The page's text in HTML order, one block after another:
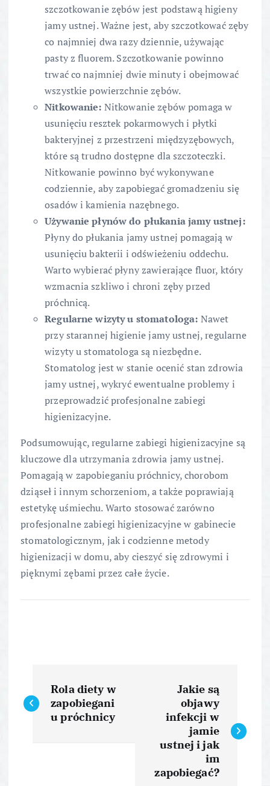
szczotkowanie zębów jest podstawą higieny
jamy ustnej. Ważne jest, aby szczotkować zęby
co najmniej dwa razy dziennie, używając
pasty z fluorem. Szczotkowanie powinno
trwać co najmniej dwie minuty i obejmować
wszystkie powierzchnie zębów.
Nitkowanie: Nitkowanie zębów pomaga w
usunięciu resztek pokarmowych i płytki
bakteryjnej z przestrzeni międzyzębowych,
które są trudno dostępne dla szczoteczki.
Nitkowanie powinno być wykonywane
codziennie, aby zapobiegać gromadzeniu się
osadów i kamienia nazębnego.
Używanie płynów do płukania jamy ustnej:
Płyny do płukania jamy ustnej pomagają w
usunięciu bakterii i odświeżeniu oddechu.
Warto wybierać płyny zawierające fluor, który
wzmacnia szkliwo i chroni zęby przed
próchnicą.
Regularne wizyty u stomatologa: Nawet
przy starannej higienie jamy ustnej, regularne
wizyty u stomatologa są niezbędne.
Stomatolog jest w stanie ocenić stan zdrowia
jamy ustnej, wykryć ewentualne problemy i
przeprowadzić profesjonalne zabiegi
higienizacyjne.
Podsumowując, regularne zabiegi higienizacyjne są
kluczowe dla utrzymania zdrowia jamy ustnej.
Pomagają w zapobieganiu próchnicy, chorobom
dziąseł i innym schorzeniom, a także poprawiają
estetykę uśmiechu. Warto stosować zarówno
profesjonalne zabiegi higienizacyjne w gabinecie
stomatologicznym, jak i codzienne metody
higienizacji w domu, aby cieszyć się zdrowymi i
pięknymi zębami przez całe życie.
a
Rola diety w
zapobiegani
u próchnicy
Jakie są
objawy
infekcji w
jamie
ustnej i jak
im
zapobiegać?